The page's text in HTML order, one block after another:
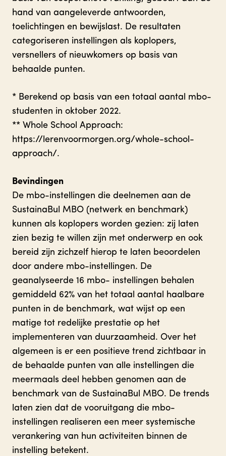
hand van aangeleverde antwoorden,
toelichtingen en bewijslast. De resultaten
categoriseren instellingen als koplopers,
versnellers of nieuwkomers op basis van
behaalde punten.
* Berekend op basis van een totaal aantal mbo-
studenten in oktober 2022.
** Whole School Approach:
https://lerenvoormorgen.org/whole-school-
approach/.
Bevindingen
De mbo-instellingen die deelnemen aan de
SustainaBul MBO (netwerk en benchmark)
kunnen als koplopers worden gezien: zij laten
zien bezig te willen zijn met onderwerp en ook
bereid zijn zichzelf hierop te laten beoordelen
door andere mbo-instellingen. De
geanalyseerde 16 mbo- instellingen behalen
gemiddeld 62% van het totaal aantal haalbare
punten in de benchmark, wat wijst op een
matige tot redelijke prestatie op het
implementeren van duurzaamheid. Over het
algemeen is er een positieve trend zichtbaar in
de behaalde punten van alle instellingen die
meermaals deel hebben genomen aan de
benchmark van de SustainaBul MBO. De trends
laten zien dat de vooruitgang die mbo-
instellingen realiseren een meer systemische
verankering van hun activiteiten binnen de
instelling betekent.